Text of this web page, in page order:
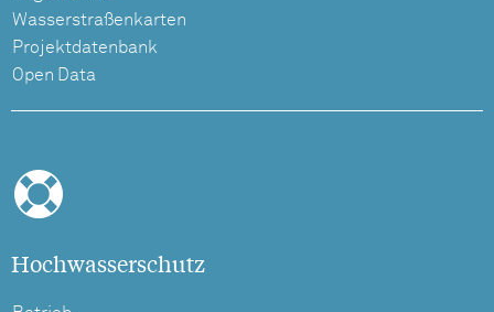
Wasserstraßenkarten
Projektdatenbank
Open Data
Hochwasserschutz